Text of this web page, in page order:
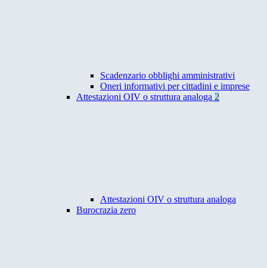
Scadenzario obblighi amministrativi
Oneri informativi per cittadini e imprese
Attestazioni OIV o struttura analoga 2
Attestazioni OIV o struttura analoga
Burocrazia zero